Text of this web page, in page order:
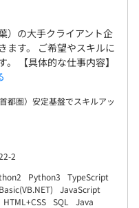
）の大手クライアント企
ます。 ご希望やスキルに
【具体的な仕事内容】
都圏）安定基盤でスキルアッ
2
Python3
TypeScript
JavaScript
HTML+CSS SQL
Java